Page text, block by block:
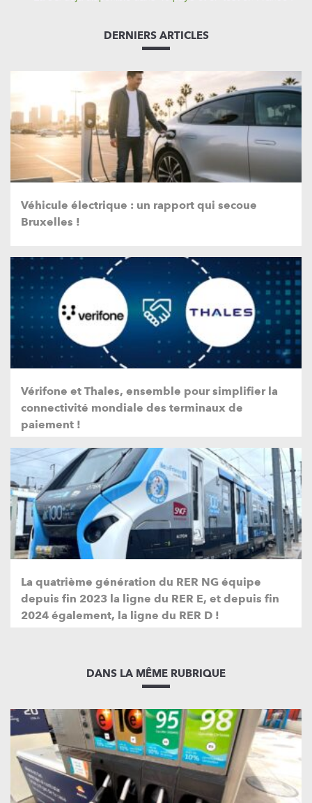
DERNIERS ARTICLES
Véhicule électrique : un rapport qui secoue
Bruxelles !
Vérifone et Thales, ensemble pour simplifier la
connectivité mondiale des terminaux de
paiement !
La quatrième génération du RER NG équipe
depuis fin 2023 la ligne du RER E, et depuis fin
2024 également, la ligne du RER D !
DANS LA MÊME RUBRIQUE